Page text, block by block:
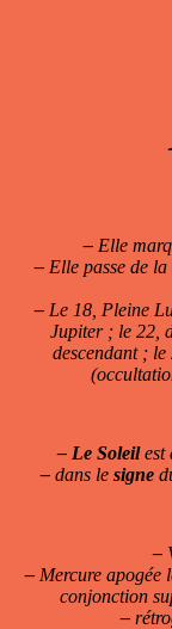
–Elle
– Elle passe de la
–Le 18, Pleine
Jupiter ; le 22,
descendant ;
– Le Soleilest
–dans le signe
–
– Mercure apogée
conjonction
–